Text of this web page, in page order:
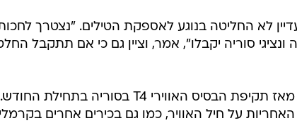
לא החליטה בנוגע לאספקת הטילים. "נצטרך
סוריה יקבלו", אמר, וציין גם כי אם תתקבל
היחסים בין רוסיה לישראל נעשו מתוחים מאז תקיפת הבסיס האווירי T4 בסוריה בתחילת החודש.
על חיל האוויר, כמו גם בכירים אחרים